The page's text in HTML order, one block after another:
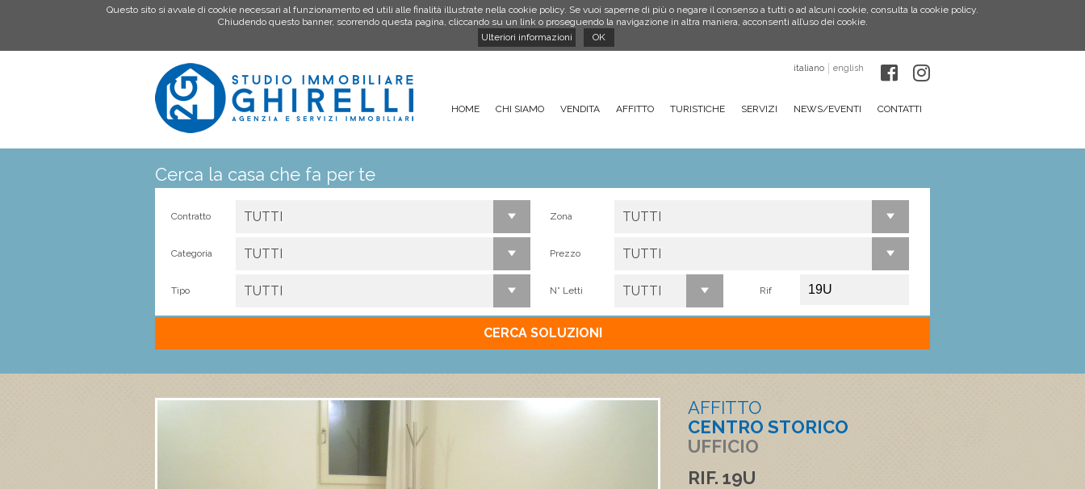
Questo sito si avvale di cookie necessari al funzionamento ed utili alle finalità illustrate nella cookie policy. Se vuoi saperne di più o negare il consenso a tutti o ad alcuni cookie, consulta la cookie policy.
Chiudendo questo banner, scorrendo questa pagina, cliccando su un link o proseguendo la navigazione in altra maniera, acconsenti all’uso dei cookie.
Ulteriori informazioni
OK
italiano english
HOME CHI SIAMO VENDITA AFFITTO TURISTICHE SERVIZI NEWS/EVENTI CONTATTI
Cerca la casa che fa per te
Contratto TUTTI
Categoria TUTTI
Tipo TUTTI
Zona TUTTI
Prezzo TUTTI
N° Letti TUTTI Rif
CERCA SOLUZIONI
AFFITTO
CENTRO STORICO
UFFICIO
RIF. 19U